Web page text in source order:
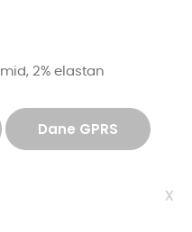
2% elastan
Dane GPRS
x